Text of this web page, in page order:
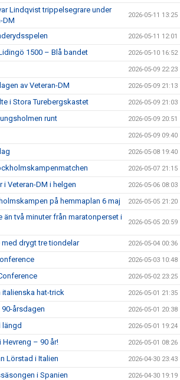
Lindqvist trippelsegrare under
DM
2026-05-11 13:25
2026-05-11 12:01
1500 – Blå bandet 2026-05-10 16:52
2026-05-09 22:23
av Veteran-DM 2026-05-09 21:13
i Stora Turebergskastet 2026-05-09 21:03
runt 2026-05-09 20:51
2026-05-09 09:40
2026-05-08 19:40
2026-05-07 21:15
i Veteran-DM i helgen 2026-05-06 08:03
på hemmaplan 6 maj 2026-05-05 21:20
än två minuter från maratonperset i
2026-05-05 20:59
drygt tre tiondelar 2026-05-04 00:36
2026-05-03 10:48
2026-05-02 23:25
hat-trick 2026-05-01 21:35
årsdagen 2026-05-01 20:38
längd 2026-05-01 19:24
Hevreng – 90 år! 2026-05-01 08:26
Lörstad i Italien 2026-04-30 23:43
i Spanien 2026-04-30 19:19